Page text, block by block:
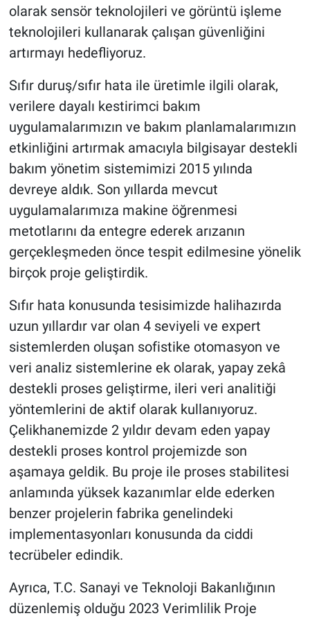
olarak sensör teknolojileri ve görüntü işleme
teknolojileri kullanarak çalışan güvenliğini
artırmayı hedefliyoruz.
Sıfır duruş/sıfır hata ile üretimle ilgili olarak,
verilere dayalı kestirimci bakım
uygulamalarımızın ve bakım planlamalarımızın
etkinliğini artırmak amacıyla bilgisayar destekli
bakım yönetim sistemimizi 2015 yılında
devreye aldık. Son yıllarda mevcut
uygulamalarımıza makine öğrenmesi
metotlarını da entegre ederek arızanın
gerçekleşmeden önce tespit edilmesine yönelik
birçok proje geliştirdik.
Sıfır hata konusunda tesisimizde halihazırda
uzun yıllardır var olan 4 seviyeli ve expert
sistemlerden oluşan sofistike otomasyon ve
veri analiz sistemlerine ek olarak, yapay zekâ
destekli proses geliştirme, ileri veri analitiği
yöntemlerini de aktif olarak kullanıyoruz.
Çelikhanemizde 2 yıldır devam eden yapay
destekli proses kontrol projemizde son
aşamaya geldik. Bu proje ile proses stabilitesi
anlamında yüksek kazanımlar elde ederken
benzer projelerin fabrika genelindeki
implementasyonları konusunda da ciddi
tecrübeler edindik.
Ayrıca, T.C. Sanayi ve Teknoloji Bakanlığının
düzenlemiş olduğu 2023 Verimlilik Proje